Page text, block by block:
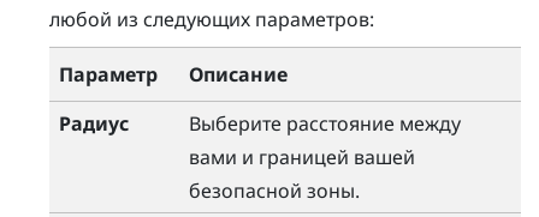
любой из следующих параметров:
Параметр
Описание
Радиус
Выберите расстояние между
вами и границей вашей
безопасной зоны.